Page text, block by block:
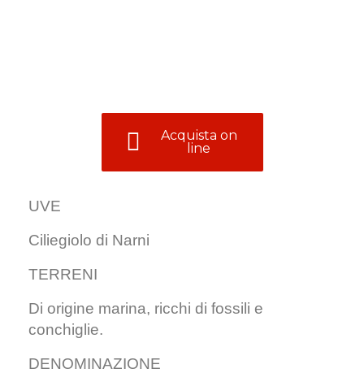
Acquista on
line
UVE
Ciliegiolo di Narni
TERRENI
Di origine marina, ricchi di fossili e
conchiglie.
DENOMINAZIONE